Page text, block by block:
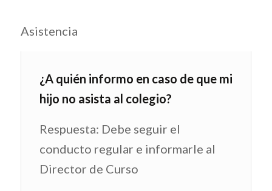
Asistencia
¿A quién informo en caso de que mi
hijo no asista al colegio?
Respuesta: Debe seguir el
conducto regular e informarle al
Director de Curso